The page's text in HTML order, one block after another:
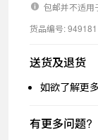
包邮并不适用
货品编号: 949181
送货及退货
如欲了解更
有更多问题?